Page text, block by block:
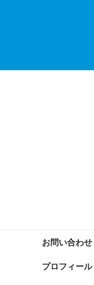
お問い合わせ
プロフィール